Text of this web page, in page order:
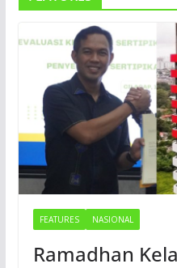
FEATURES NASIONAL
Ramadhan